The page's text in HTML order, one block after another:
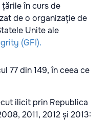
în curs de
de o organizație de
Unite ale
(GFI).
77 din 149, în ceea ce
ilicit prin Republica
2011, 2012 și 2013: